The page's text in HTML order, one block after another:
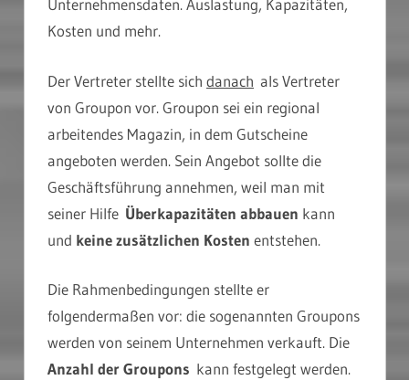
Unternehmensdaten. Auslastung, Kapazitäten,
Kosten und mehr.
Der Vertreter stellte sich danach als Vertreter
von Groupon vor. Groupon sei ein regional
arbeitendes Magazin, in dem Gutscheine
angeboten werden. Sein Angebot sollte die
Geschäftsführung annehmen, weil man mit
seiner Hilfe Überkapazitäten abbauen kann
und keine zusätzlichen Kosten entstehen.
Die Rahmenbedingungen stellte er
folgendermaßen vor: die sogenannten Groupons
werden von seinem Unternehmen verkauft. Die
Anzahl der Groupons kann festgelegt werden.